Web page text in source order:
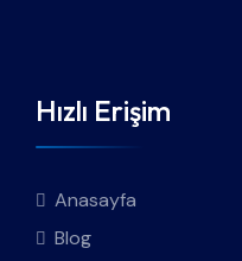
Hızlı Erişim
Anasayfa
Blog